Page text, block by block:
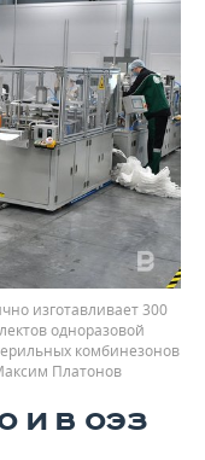
изготавливает 300
одноразовой
комбинезонов
Платонов
И В ОЭЗ